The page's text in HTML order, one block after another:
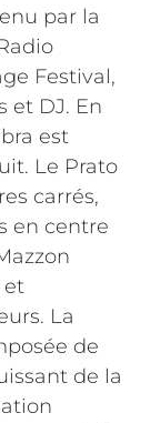
par la
Festival,
et DJ. En
est
Le Prato
carrés,
en centre
et
La
de
de la